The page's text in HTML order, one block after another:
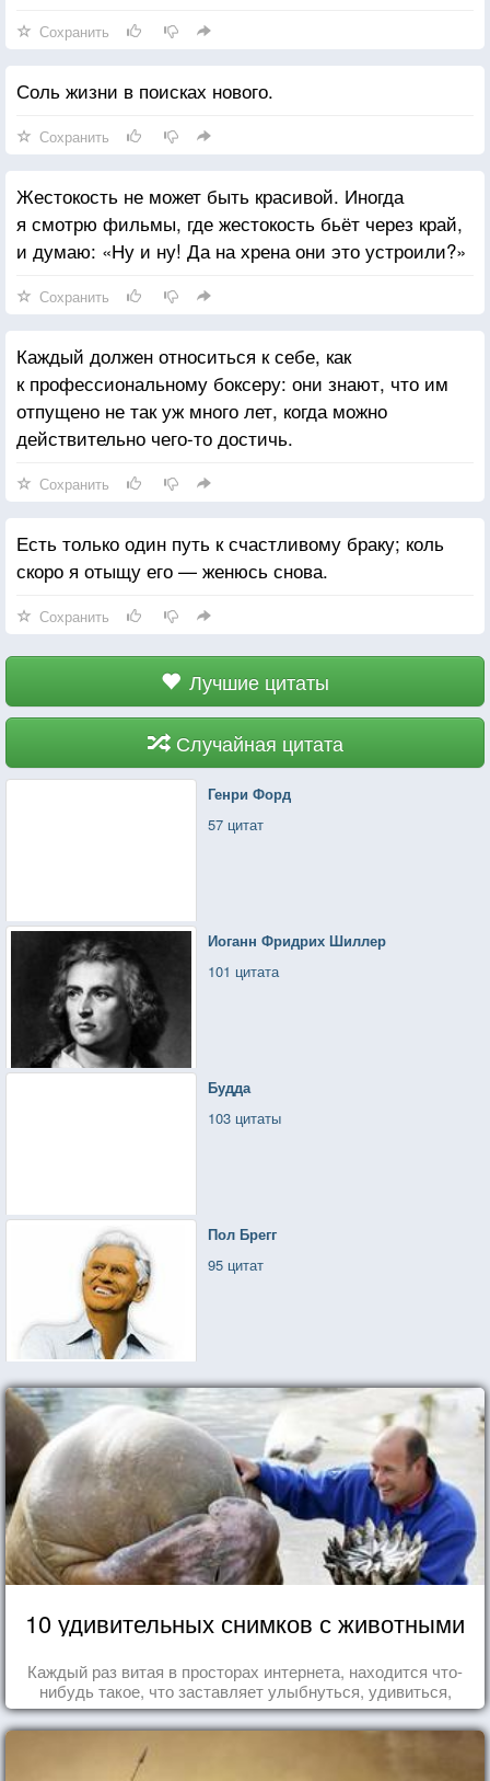
Сохранить
Соль жизни в поисках нового.
Сохранить
Жестокость не может быть красивой. Иногда
я смотрю фильмы, где жестокость бьёт через край,
и думаю: «Ну и ну! Да на хрена они это устроили?»
Сохранить
Каждый должен относиться к себе, как
к профессиональному боксеру: они знают, что им
отпущено не так уж много лет, когда можно
действительно чего-то достичь.
Сохранить
Есть только один путь к счастливому браку; коль
скоро я отыщу его — женюсь снова.
Сохранить
Лучшие цитаты
Случайная цитата
Генри Форд
57 цитат
Иоганн Фридрих Шиллер
101 цитата
Будда
103 цитаты
Пол Брегг
95 цитат
10 удивительных снимков с животными
Каждый раз витая в просторах интернета, находится что-
нибудь такое, что заставляет улыбнуться, удивиться,
восхититься...